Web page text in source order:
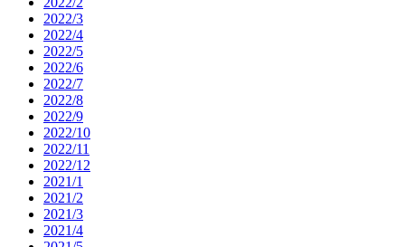
2022/3
2022/4
2022/5
2022/6
2022/7
2022/8
2022/9
2022/10
2022/11
2022/12
2021/1
2021/2
2021/3
2021/4